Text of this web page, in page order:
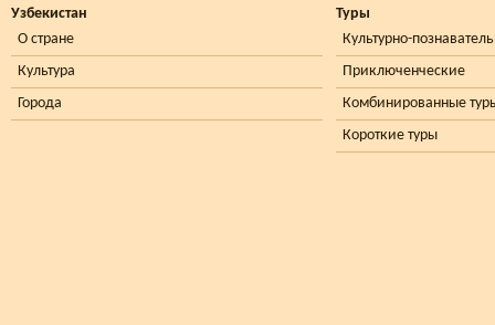
Узбекистан
О стране
Культура
Города
Туры
Культурно-
Приключенческие
Комбинированные
Короткие туры